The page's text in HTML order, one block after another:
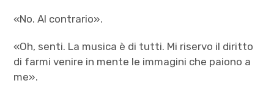
«No. Al contrario».
«Oh, senti. La musica è di tutti. Mi riservo il diritto
di farmi venire in mente le immagini che paiono a
me».